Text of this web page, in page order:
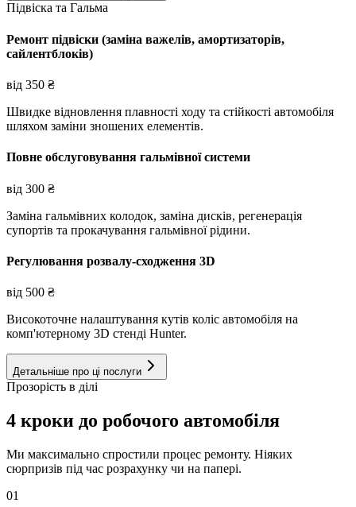
Підвіска та Гальма
Ремонт підвіски (заміна важелів, амортизаторів,
сайлентблоків)
від 350 ₴
Швидке відновлення плавності ходу та стійкості автомобіля
шляхом заміни зношених елементів.
Повне обслуговування гальмівної системи
від 300 ₴
Заміна гальмівних колодок, заміна дисків, регенерація
супортів та прокачування гальмівної рідини.
Регулювання розвалу-сходження 3D
від 500 ₴
Високоточне налаштування кутів коліс автомобіля на
комп'ютерному 3D стенді Hunter.
Детальніше про ці послуги
Прозорість в ділі
4 кроки до робочого автомобіля
Ми максимально спростили процес ремонту. Ніяких
сюрпризів під час розрахунку чи на папері.
01